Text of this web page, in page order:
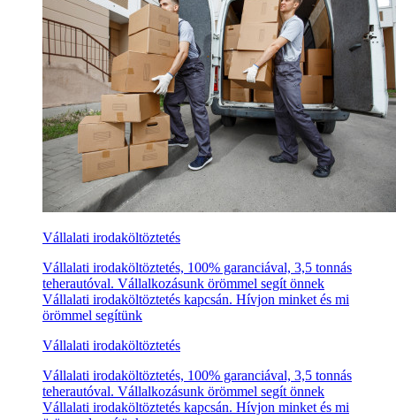
Vállalati irodaköltöztetés
Vállalati irodaköltöztetés, 100% garanciával, 3,5 tonnás
teherautóval. Vállalkozásunk örömmel segít önnek
Vállalati irodaköltöztetés kapcsán. Hívjon minket és mi
örömmel segítünk
Vállalati irodaköltöztetés
Vállalati irodaköltöztetés, 100% garanciával, 3,5 tonnás
teherautóval. Vállalkozásunk örömmel segít önnek
Vállalati irodaköltöztetés kapcsán. Hívjon minket és mi